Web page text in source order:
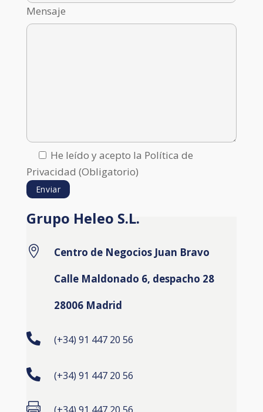
Mensaje
He leído y acepto la Política de
Privacidad (Obligatorio)
Grupo Heleo S.L.

Centro de Negocios Juan Bravo
Calle Maldonado 6, despacho 28
28006 Madrid
 (+34) 91 447 20 56
 (+34) 91 447 20 56
